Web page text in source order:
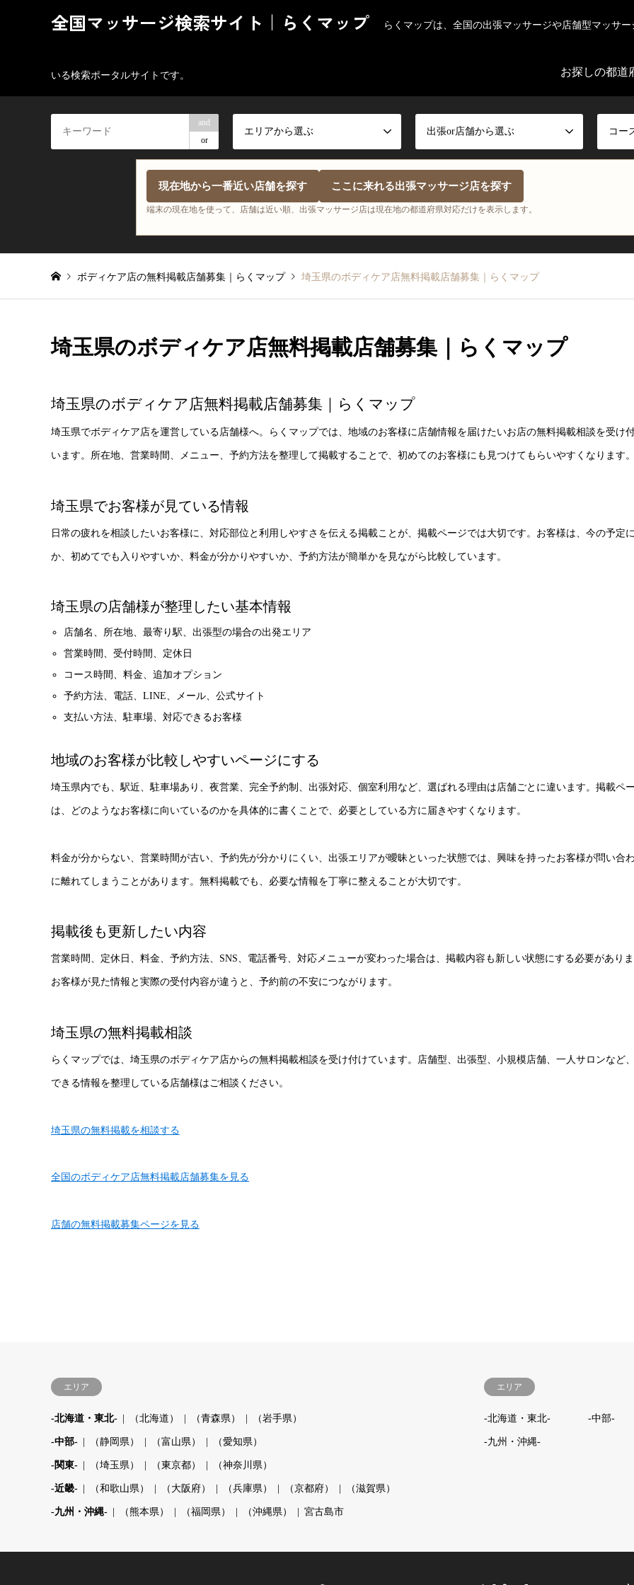
全国マッサージ検索サイト｜らくマップ らくマップは、全国の出張マッサージや店舗型マッサ
いる検索ポータルサイトです。 お探しの都道
and
or
エリアから選ぶ 出張or店舗から選ぶ コー
現在地から一番近い店舗を探す ここに来れる出張マッサージ店を探す
端末の現在地を使って、店舗は近い順、出張マッサージ店は現在地の都道府県対応だけを表示します。
ボディケア店の無料掲載店舗募集｜らくマップ 埼玉県のボディケア店無料掲載店舗募集｜らくマップ
埼玉県のボディケア店無料掲載店舗募集｜らくマップ
埼玉県のボディケア店無料掲載店舗募集｜らくマップ
埼玉県でボディケア店を運営している店舗様へ。らくマップでは、地域のお客様に店舗情報を届けたいお店の無料掲載相談を受け
います。所在地、営業時間、メニュー、予約方法を整理して掲載することで、初めてのお客様にも見つけてもらいやすくなります。
埼玉県でお客様が見ている情報
日常の疲れを相談したいお客様に、対応部位と利用しやすさを伝える掲載ことが、掲載ページでは大切です。お客様は、今の予定
か、初めてでも入りやすいか、料金が分かりやすいか、予約方法が簡単かを見ながら比較しています。
埼玉県の店舗様が整理したい基本情報
店舗名、所在地、最寄り駅、出張型の場合の出発エリア
営業時間、受付時間、定休日
コース時間、料金、追加オプション
予約方法、電話、LINE、メール、公式サイト
支払い方法、駐車場、対応できるお客様
地域のお客様が比較しやすいページにする
埼玉県内でも、駅近、駐車場あり、夜営業、完全予約制、出張対応、個室利用など、選ばれる理由は店舗ごとに違います。掲載ペ
は、どのようなお客様に向いているのかを具体的に書くことで、必要としている方に届きやすくなります。
料金が分からない、営業時間が古い、予約先が分かりにくい、出張エリアが曖昧といった状態では、興味を持ったお客様が問い合
に離れてしまうことがあります。無料掲載でも、必要な情報を丁寧に整えることが大切です。
掲載後も更新したい内容
営業時間、定休日、料金、予約方法、SNS、電話番号、対応メニューが変わった場合は、掲載内容も新しい状態にする必要がありま
お客様が見た情報と実際の受付内容が違うと、予約前の不安につながります。
埼玉県の無料掲載相談
らくマップでは、埼玉県のボディケア店からの無料掲載相談を受け付けています。店舗型、出張型、小規模店舗、一人サロンなど
できる情報を整理している店舗様はご相談ください。
埼玉県の無料掲載を相談する
全国のボディケア店無料掲載店舗募集を見る
店舗の無料掲載募集ページを見る
エリア
-北海道・東北- （北海道） （青森県） （岩手県）
-中部- （静岡県） （富山県） （愛知県）
-関東- （埼玉県） （東京都） （神奈川県）
-近畿- （和歌山県） （大阪府） （兵庫県） （京都府） （滋賀県）
-九州・沖縄- （熊本県） （福岡県） （沖縄県） 宮古島市
エリア
-北海道・東北- -中部-
-九州・沖縄-